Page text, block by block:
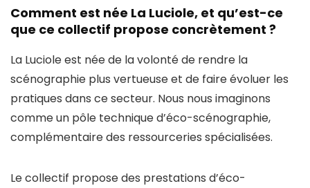
Comment est née La Luciole, et qu’est-ce
que ce collectif propose concrètement ?
La Luciole est née de la volonté de rendre la
scénographie plus vertueuse et de faire évoluer les
pratiques dans ce secteur. Nous nous imaginons
comme un pôle technique d’éco-scénographie,
complémentaire des ressourceries spécialisées.
Le collectif propose des prestations d’éco-